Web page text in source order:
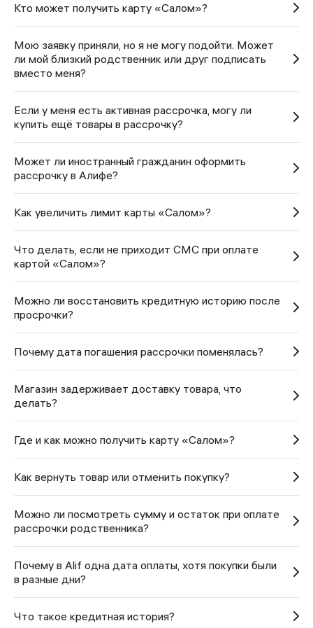
Кто может получить карту «Салом»?
Мою заявку приняли, но я не могу подойти. Может
ли мой близкий родственник или друг подписать
вместо меня?
Если у меня есть активная рассрочка, могу ли
купить ещё товары в рассрочку?
Может ли иностранный гражданин оформить
рассрочку в Алифе?
Как увеличить лимит карты «Салом»?
Что делать, если не приходит СМС при оплате
картой «Салом»?
Можно ли восстановить кредитную историю после
просрочки?
Почему дата погашения рассрочки поменялась?
Магазин задерживает доставку товара, что
делать?
Где и как можно получить карту «Салом»?
Как вернуть товар или отменить покупку?
Можно ли посмотреть сумму и остаток при оплате
рассрочки родственника?
Почему в Alif одна дата оплаты, хотя покупки были
в разные дни?
Что такое кредитная история?